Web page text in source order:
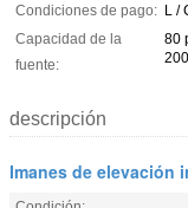
Condiciones de pago: L /
Capacidad de la
fuente:
80
descripción
Imanes de elevación